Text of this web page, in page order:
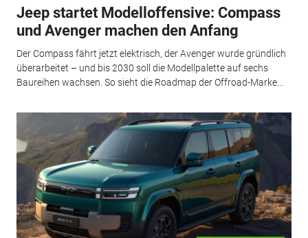
Jeep startet Modelloffensive: Compass
und Avenger machen den Anfang
Der Compass fährt jetzt elektrisch, der Avenger wurde gründlich
überarbeitet – und bis 2030 soll die Modellpalette auf sechs
Baureihen wachsen. So sieht die Roadmap der Offroad-Marke...